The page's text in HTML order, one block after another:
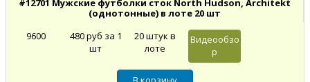
#12701 Мужские футболки сток North Hudson, Architekt
(однотонные) в лоте 20 шт
9600
480 руб за 1
шт
20 штук в
лоте
Видеообзо
р